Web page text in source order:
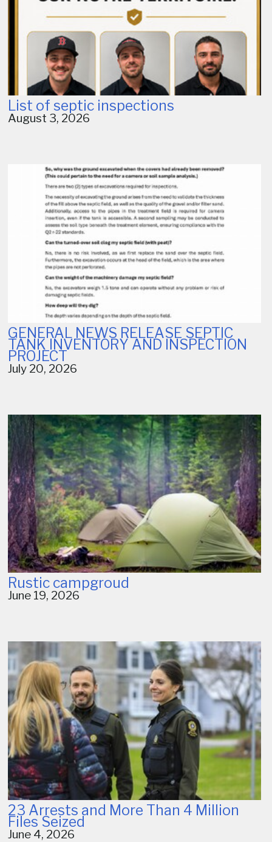
List of septic inspections
August 3, 2026
GENERAL NEWS RELEASE SEPTIC
TANK INVENTORY AND INSPECTION
PROJECT
July 20, 2026
Rustic campgroud
June 19, 2026
23 Arrests and More Than 4 Million
Files Seized
June 4, 2026